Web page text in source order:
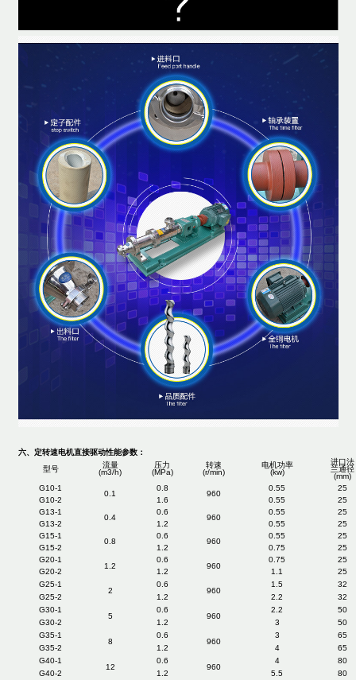
六、定转速电机直接驱动性能参数：
型号
流量
(m3/h)
压力
(MPa)
转速
(r/min)
电机功率
(kw)
进口法
兰通径
(mm)
G10-1
0.1
0.8
960
0.55
25
G10-2
1.6 0.55
25
G13-1
0.4
0.6
960
0.55
25
G13-2
1.2 0.55
25
G15-1
0.8
0.6
960
0.55
25
G15-2
1.2 0.75
25
G20-1
1.2
0.6
960
0.75
25
G20-2
1.2 1.1
25
G25-1
2
0.6
960
1.5
32
G25-2
1.2 2.2
32
G30-1
5
0.6
960
2.2
50
G30-2
1.2 3
50
G35-1
8
0.6
960
3
65
G35-2
1.2 4
65
G40-1
12
0.6
960
4
80
G40-2
1.2 5.5
80